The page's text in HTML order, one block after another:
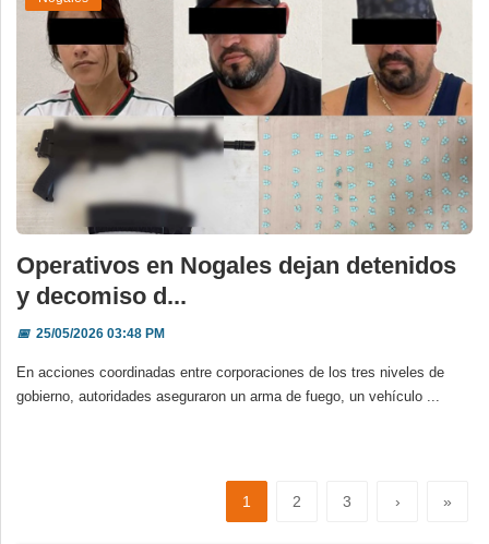
Operativos en Nogales dejan detenidos
y decomiso d...
📅25/05/2026 03:48 PM
En acciones coordinadas entre corporaciones de los tres niveles de
gobierno, autoridades aseguraron un arma de fuego, un vehículo ...
1 2 3 › »